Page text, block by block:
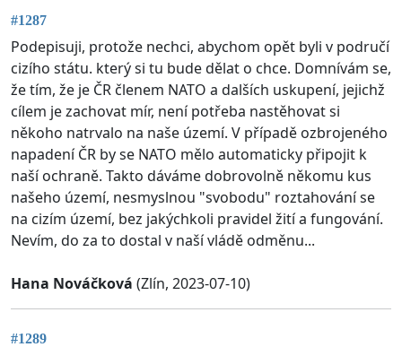
#1287
Podepisuji, protože nechci, abychom opět byli v područí
cizího státu. který si tu bude dělat o chce. Domnívám se,
že tím, že je ČR členem NATO a dalších uskupení, jejichž
cílem je zachovat mír, není potřeba nastěhovat si
někoho natrvalo na naše území. V případě ozbrojeného
napadení ČR by se NATO mělo automaticky připojit k
naší ochraně. Takto dáváme dobrovolně někomu kus
našeho území, nesmyslnou "svobodu" roztahování se
na cizím území, bez jakýchkoli pravidel žití a fungování.
Nevím, do za to dostal v naší vládě odměnu...
Hana Nováčková (Zlín, 2023-07-10)
#1289